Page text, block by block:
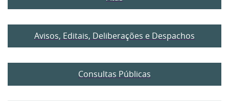
Avisos, Editais, Deliberações e Despachos
Consultas Públicas